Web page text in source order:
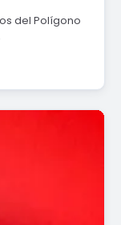
del Polígono